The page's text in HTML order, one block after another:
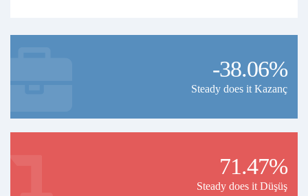
-38.06%
Steady does it Kazanç
71.47%
Steady does it Düşüş